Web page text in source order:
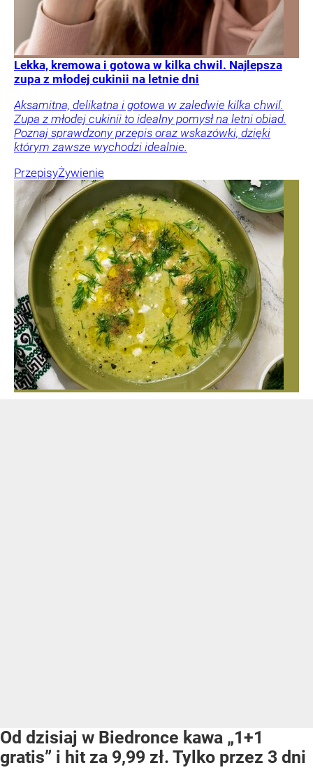
Lekka, kremowa i gotowa w kilka chwil. Najlepsza
zupa z młodej cukinii na letnie dni
Aksamitna, delikatna i gotowa w zaledwie kilka chwil.
Zupa z młodej cukinii to idealny pomysł na letni obiad.
Poznaj sprawdzony przepis oraz wskazówki, dzięki
którym zawsze wychodzi idealnie.
PrzepisyŻywienie
Od dzisiaj w Biedronce kawa „1+1
gratis” i hit za 9,99 zł. Tylko przez 3 dni